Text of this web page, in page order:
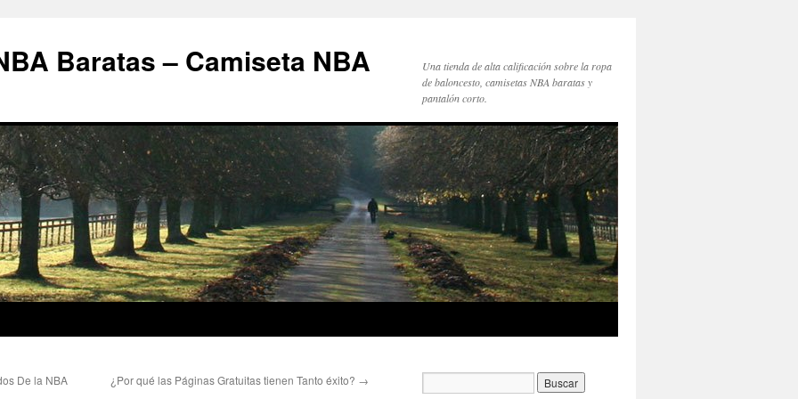
Baratas – Camiseta NBA
Una tienda de alta calificación sobre la ropa
de baloncesto, camisetas NBA baratas y
pantalón corto.
De la NBA ¿Por qué las Páginas Gratuitas tienen Tanto éxito? →